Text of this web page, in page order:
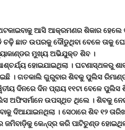
ଆସି ଆକ୍ରମଣର ଶିକାର
ଛାତ ଉପରକୁ ଦୌଡୁଥିବା ବେଳେ ତାକୁ
ମୁଖ୍ୟ ଅଭିଯୁକ୍ତ ଶିବ ।
ହୋଇଯାଇଥିଲା । ଘଟଣାସ୍ଥଳରୁ
। ଗତକାଲି ଗୁରୁବାର ଶିବକୁ ପୁଲିସ
ଦିନରେ ଦିନ ପ୍ରାୟ ୧୧ଟା ବେଳେ
ଅଫିସର୍ମାନେ ଉପସ୍ଥିତ ଥିଲେ ।
ଦିଆଯାଇନଥିଲା । ସେଠାରେ ଶିବ ୧୨
ଜମିବାଡ଼ିକୁ କେନ୍ଦ୍ର କରି ପାଟିତୁଣ୍ଡ